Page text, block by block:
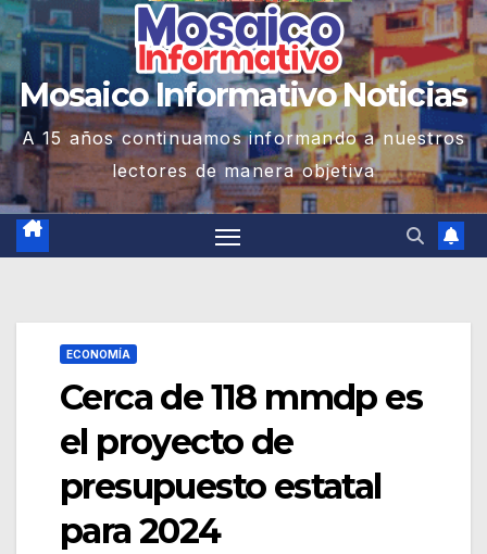
Mosaico Informativo Noticias
A 15 años continuamos informando a nuestros
lectores de manera objetiva
ECONOMÍA
Cerca de 118 mmdp es
el proyecto de
presupuesto estatal
para 2024